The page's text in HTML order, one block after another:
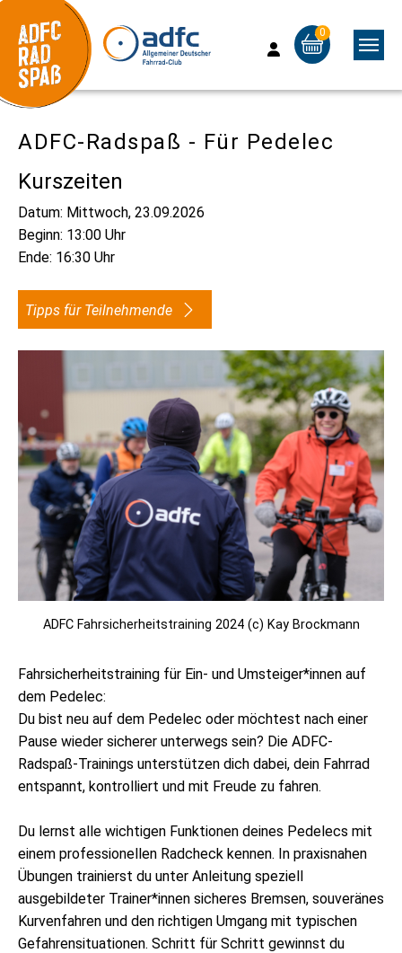
Skip to main content
Skip to page footer
0
ADFC-Radspaß - Für Pedelec
Kurszeiten
Datum: Mittwoch, 23.09.2026
Beginn: 13:00 Uhr
Ende: 16:30 Uhr
Tipps für Teilnehmende
ADFC Fahrsicherheitstraining 2024 (c) Kay Brockmann
Fahrsicherheitstraining für Ein- und Umsteiger*innen auf
dem Pedelec:
Du bist neu auf dem Pedelec oder möchtest nach einer
Pause wieder sicherer unterwegs sein? Die ADFC-
Radspaß-Trainings unterstützen dich dabei, dein Fahrrad
entspannt, kontrolliert und mit Freude zu fahren.
Du lernst alle wichtigen Funktionen deines Pedelecs mit
einem professionellen Radcheck kennen. In praxisnahen
Übungen trainierst du unter Anleitung speziell
ausgebildeter Trainer*innen sicheres Bremsen, souveränes
Kurvenfahren und den richtigen Umgang mit typischen
Gefahrensituationen. Schritt für Schritt gewinnst du